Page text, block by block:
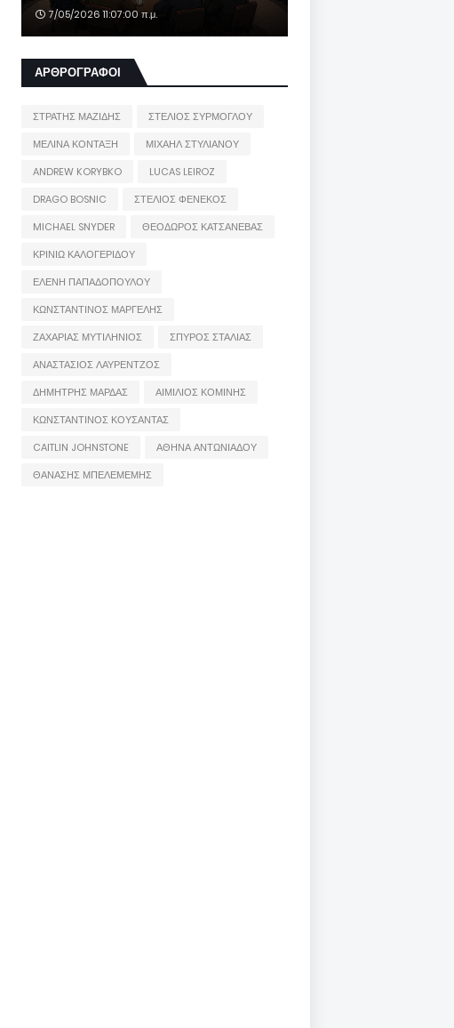
7/05/2026 11:07:00 π.μ.
ΑΡΘΡΟΓΡΑΦΟΙ
ΣΤΡΑΤΗΣ ΜΑΖΙΔΗΣ
ΣΤΕΛΙΟΣ ΣΥΡΜΟΓΛΟΥ
ΜΕΛΙΝΑ ΚΟΝΤΑΞΗ
ΜΙΧΑΗΛ ΣΤΥΛΙΑΝΟΥ
ANDREW KORYBKO
LUCAS LEIROZ
DRAGO BOSNIC
ΣΤΕΛΙΟΣ ΦΕΝΕΚΟΣ
MICHAEL SNYDER
ΘΕΟΔΩΡΟΣ ΚΑΤΣΑΝΕΒΑΣ
ΚΡΙΝΙΩ ΚΑΛΟΓΕΡΙΔΟΥ
ΕΛΕΝΗ ΠΑΠΑΔΟΠΟΥΛΟΥ
ΚΩΝΣΤΑΝΤΙΝΟΣ ΜΑΡΓΕΛΗΣ
ΖΑΧΑΡΙΑΣ ΜΥΤΙΛΗΝΙΟΣ
ΣΠΥΡΟΣ ΣΤΑΛΙΑΣ
ΑΝΑΣΤΑΣΙΟΣ ΛΑΥΡΕΝΤΖΟΣ
ΔΗΜΗΤΡΗΣ ΜΑΡΔΑΣ
ΑΙΜΙΛΙΟΣ ΚΟΜΙΝΗΣ
ΚΩΝΣΤΑΝΤΙΝΟΣ ΚΟΥΣΑΝΤΑΣ
CAITLIN JOHNSTONE
ΑΘΗΝΑ ΑΝΤΩΝΙΑΔΟΥ
ΘΑΝΑΣΗΣ ΜΠΕΛΕΜΕΜΗΣ